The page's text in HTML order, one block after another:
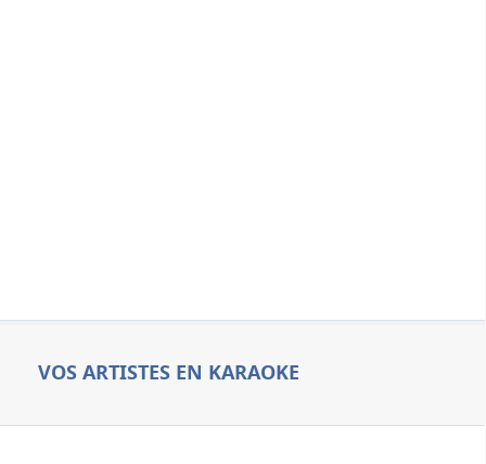
VOS ARTISTES EN KARAOKE